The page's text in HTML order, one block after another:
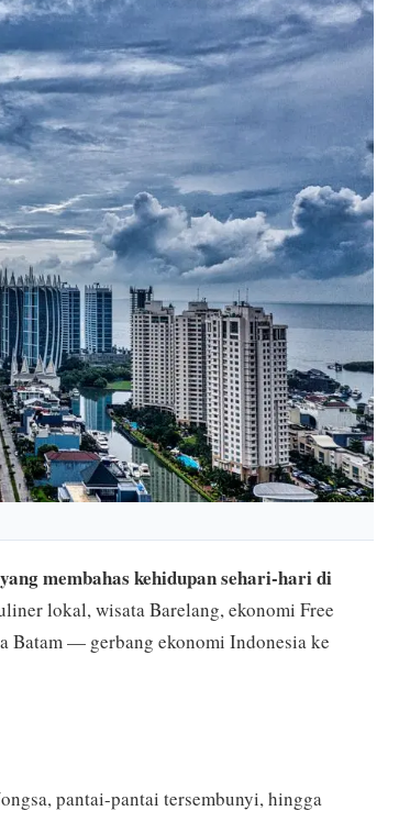
membahas kehidupan sehari-hari di
lokal, wisata Barelang, ekonomi Free
Batam — gerbang ekonomi Indonesia ke
pantai-pantai tersembunyi, hingga